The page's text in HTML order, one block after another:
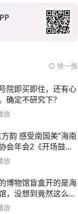
换一换
院即买即住，还有心
确定不研究下？
放
韵 感受南国美”海南
会年会2《开场鼓》
放
博物馆盲盒开的是海
，没想到竟然这么好
放